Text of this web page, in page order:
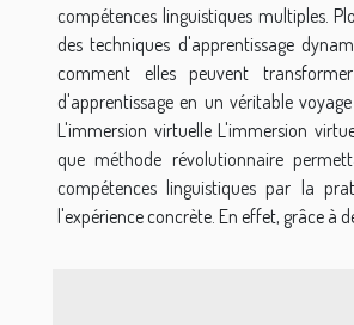
compétences linguistiques multiples.
des techniques d'apprentissage
comment elles peuvent
d'apprentissage en un véritable
L'immersion virtuelle L'immersion
que méthode révolutionnaire
compétences linguistiques par la
l'expérience concrète. En effet, grâce à